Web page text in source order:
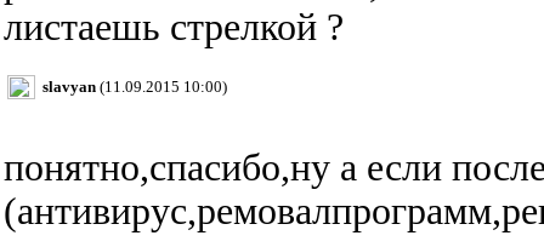
листаешь стрелкой ?
slavyan (11.09.2015 10:00)
понятно,спасибо,ну а если